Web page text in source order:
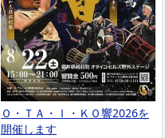
Ｏ・ＴＡ・Ｉ・ＫＯ響2026を
開催します